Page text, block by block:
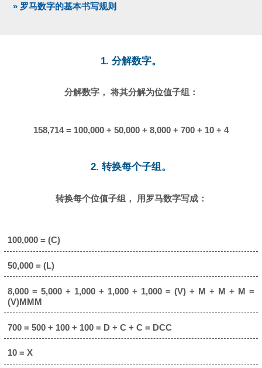
» 罗马数字的基本书写规则
1. 分解数字。
分解数字， 将其分解为位值子组：
158,714 = 100,000 + 50,000 + 8,000 + 700 + 10 + 4
2. 转换每个子组。
转换每个位值子组， 用罗马数字写成：
100,000 = (C)
50,000 = (L)
8,000 = 5,000 + 1,000 + 1,000 + 1,000 = (V) + M + M + M =
(V)MMM
700 = 500 + 100 + 100 = D + C + C = DCC
10 = X